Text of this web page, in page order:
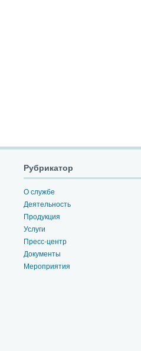
Рубрикатор
О службе
Деятельность
Продукция
Услуги
Пресс-центр
Документы
Мероприятия